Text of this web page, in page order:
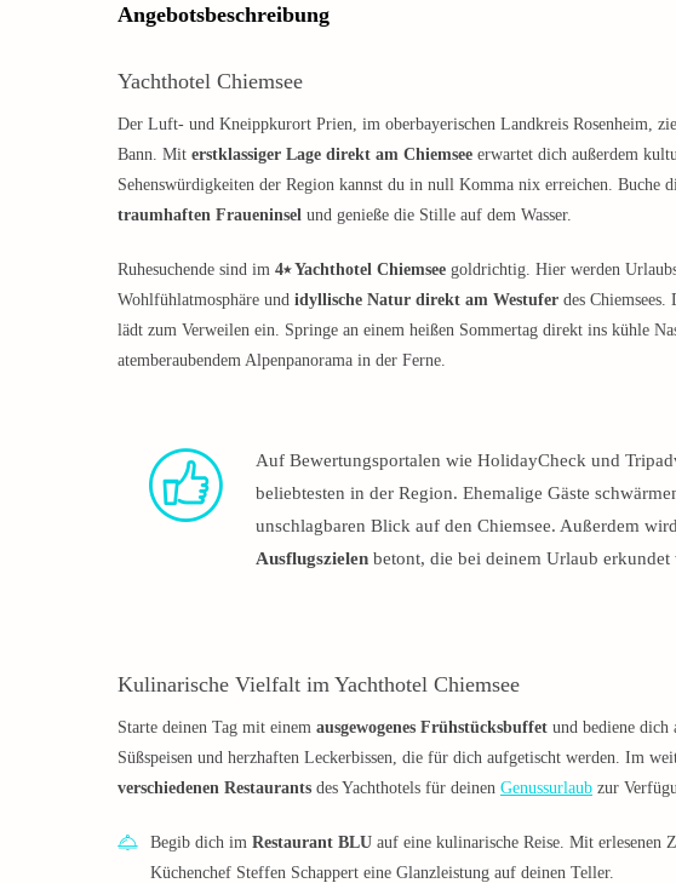
Angebotsbeschreibung
Yachthotel Chiemsee
Der Luft- und Kneippkurort Prien, im oberbayerischen Landkreis Rosenheim,
Bann. Mit erstklassiger Lage direkt am Chiemsee erwartet dich außerdem
Sehenswürdigkeiten der Region kannst du in null Komma nix erreichen. Buche
traumhaften Fraueninsel und genieße die Stille auf dem Wasser.
Ruhesuchende sind im 4⭑ Yachthotel Chiemsee goldrichtig. Hier werden
Wohlfühlatmosphäre und idyllische Natur direkt am Westufer des
lädt zum Verweilen ein. Springe an einem heißen Sommertag direkt ins kühle
atemberaubendem Alpenpanorama in der Ferne.
Auf Bewertungsportalen wie HolidayCheck und
beliebtesten in der Region. Ehemalige Gäste
unschlagbaren Blick auf den Chiemsee. Außerdem
Ausflugszielen betont, die bei deinem Urlaub erkundet
Kulinarische Vielfalt im Yachthotel Chiemsee
Starte deinen Tag mit einem ausgewogenes Frühstücksbuffet und bediene dich
Süßspeisen und herzhaften Leckerbissen, die für dich aufgetischt werden. Im
verschiedenen Restaurants des Yachthotels für deinen Genussurlaub zur
Begib dich im Restaurant BLU auf eine kulinarische Reise. Mit erlesenen
Küchenchef Steffen Schappert eine Glanzleistung auf deinen Teller.